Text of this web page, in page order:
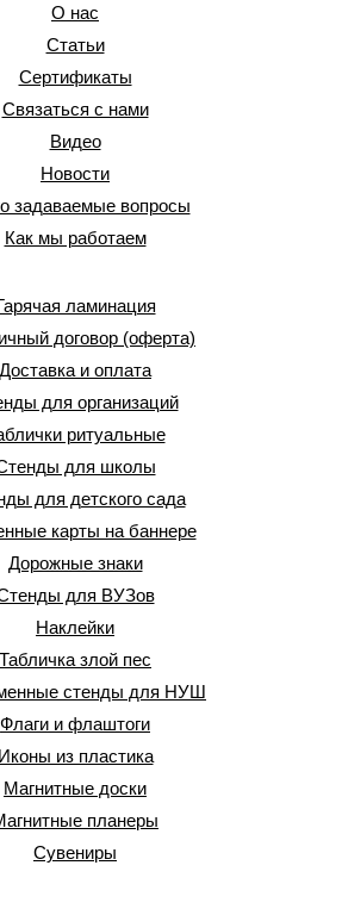
О нас
Статьи
Сертификаты
Связаться с нами
Видео
Новости
задаваемые вопросы
Как мы работаем
ламинация
договор (оферта)
Доставка и оплата
для организаций
ритуальные
для школы
для детского сада
карты на баннере
Дорожные знаки
для ВУЗов
Наклейки
Табличка злой пес
стенды для НУШ
Флаги и флаштоги
Иконы из пластика
Магнитные доски
планеры
Сувениры